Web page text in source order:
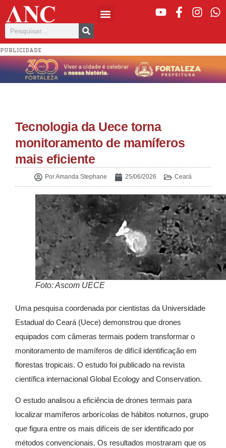
PUBLICIDADE
Tecnologia da Uece torna
monitoramento de mamíferos
mais eficiente
PorAmanda Stephane 25/06/2026 Ceará
Foto: Ascom UECE
Uma pesquisa coordenada por cientistas da Universidade
Estadual do Ceará (Uece) demonstrou que drones
equipados com câmeras termais podem transformar o
monitoramento de mamíferos de difícil identificação em
florestas tropicais. O estudo foi publicado na revista
científica internacional Global Ecology and Conservation.
O estudo analisou a eficiência de drones termais para
localizar mamíferos arborícolas de hábitos noturnos, grupo
que figura entre os mais difíceis de ser identificado por
métodos convencionais. Os resultados mostraram que os